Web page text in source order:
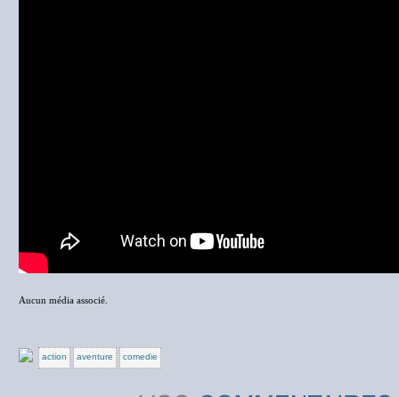
Aucun média associé.
action aventure comedie